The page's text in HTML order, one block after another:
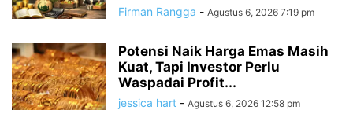
Firman Rangga - Agustus 6, 2026 7:19 pm
Potensi Naik Harga Emas Masih
Kuat, Tapi Investor Perlu
Waspadai Profit...
jessica hart - Agustus 6, 2026 12:58 pm